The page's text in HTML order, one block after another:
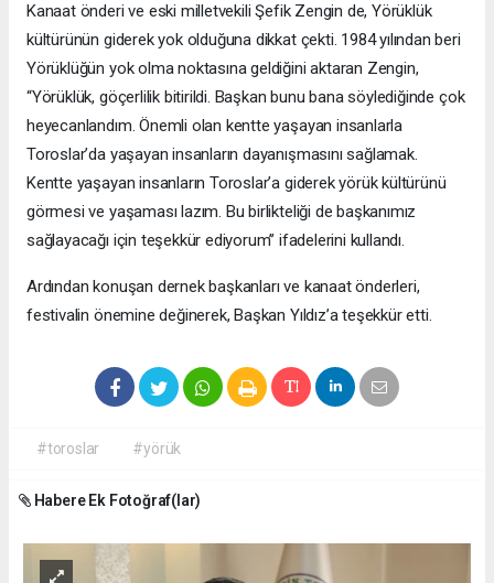
Kanaat önderi ve eski milletvekili Şefik Zengin de, Yörüklük
kültürünün giderek yok olduğuna dikkat çekti. 1984 yılından beri
Yörüklüğün yok olma noktasına geldiğini aktaran Zengin,
“Yörüklük, göçerlilik bitirildi. Başkan bunu bana söylediğinde çok
heyecanlandım. Önemli olan kentte yaşayan insanlarla
Toroslar’da yaşayan insanların dayanışmasını sağlamak.
Kentte yaşayan insanların Toroslar’a giderek yörük kültürünü
görmesi ve yaşaması lazım. Bu birlikteliği de başkanımız
sağlayacağı için teşekkür ediyorum’’ ifadelerini kullandı.
Ardından konuşan dernek başkanları ve kanaat önderleri,
festivalin önemine değinerek, Başkan Yıldız’a teşekkür etti.
#toroslar #yörük
Habere Ek Fotoğraf(lar)